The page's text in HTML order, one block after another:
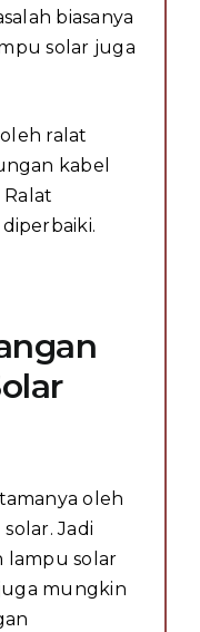
biasanya
solar juga
ralat
kabel
oleh
Jadi
lampu solar
mungkin